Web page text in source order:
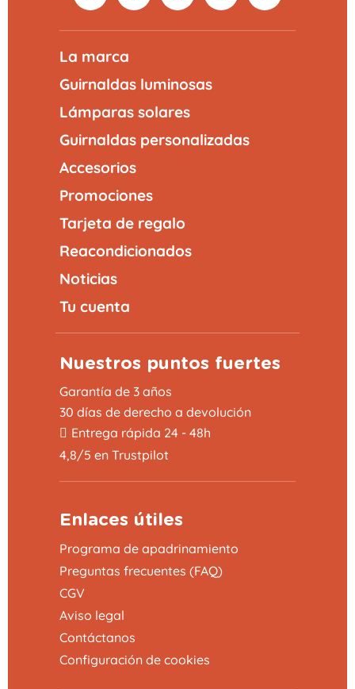
La marca
Guirnaldas luminosas
Lámparas solares
Guirnaldas personalizadas
Accesorios
Promociones
Tarjeta de regalo
Reacondicionados
Noticias
Tu cuenta
Nuestros puntos fuertes
Garantía de 3 años
30 días de derecho a devolución
Entrega rápida 24 - 48h
4,8/5 en Trustpilot
Enlaces útiles
Programa de apadrinamiento
Preguntas frecuentes (FAQ)
CGV
Aviso legal
Contáctanos
Configuración de cookies